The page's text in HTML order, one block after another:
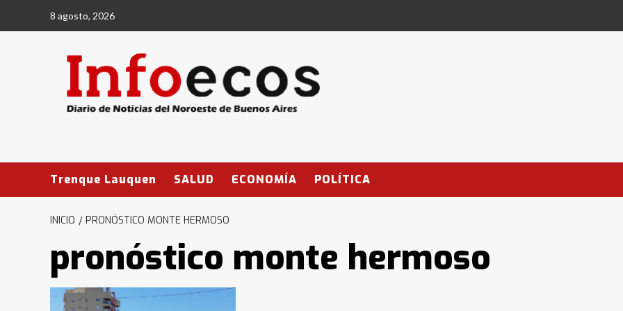
8 agosto, 2026
Trenque Lauquen SALUD ECONOMÍA POLÍTICA
INICIO PRONÓSTICO MONTE HERMOSO
pronóstico monte hermoso